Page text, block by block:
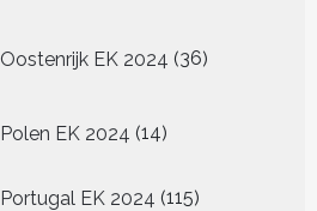
Oostenrijk EK 2024 36
producten
Polen EK 2024 1414
Portugal EK 2024 115115